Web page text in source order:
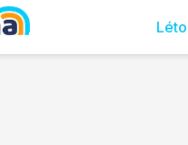
Léto